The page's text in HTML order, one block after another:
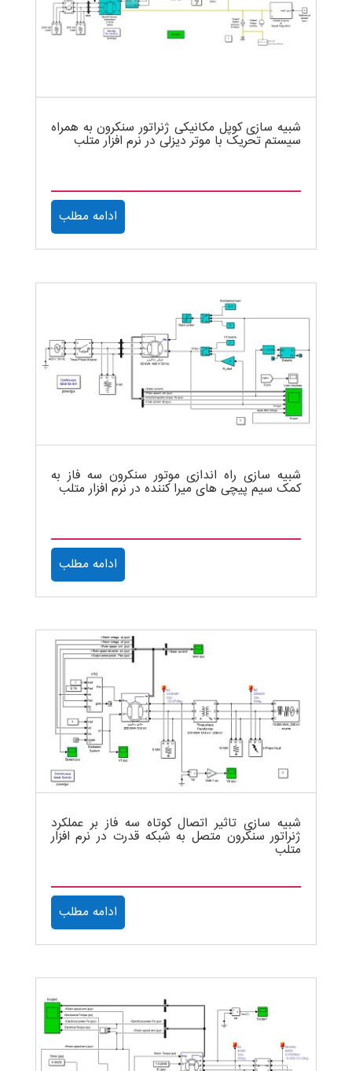
شبیه سازی کوپل مکانیکی ژنراتور سنکرون به همراه
سیستم تحریک با موتر دیزلی در نرم افزار متلب
ادامه مطلب
شبیه سازی راه اندازی موتور سنکرون سه فاز به
کمک سیم پیچی های میرا کننده در نرم افزار متلب
ادامه مطلب
شبیه سازی تاثیر اتصال کوتاه سه فاز بر عملکرد
ژنراتور سنکرون متصل به شبکه قدرت در نرم افزار
متلب
ادامه مطلب